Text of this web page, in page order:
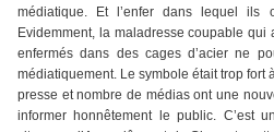
médiatique. Et l’enfer dans lequel ils
Evidemment, la maladresse coupable
enfermés dans des cages d’acier ne
médiatiquement. Le symbole était trop fort
presse et nombre de médias ont une
informer honnêtement le public. C’est